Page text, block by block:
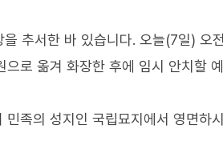
추서한 바 있습니다. 오늘(7일) 오
로 옮겨 화장한 후에 임시 안치할
족의 성지인 국립묘지에서 영면하